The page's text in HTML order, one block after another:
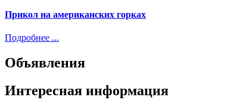
Прикол на американских горках
Подробнее ...
Объявления
Интересная информация